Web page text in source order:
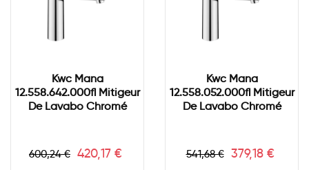
Kwc Mana
12.558.642.000fl Mitigeur
De Lavabo Chromé
Prix
600,24 € Prix
420,17 €
Kwc Mana
12.558.052.000fl Mitigeur
De Lavabo Chromé
Prix
541,68 € Prix
379,18 €